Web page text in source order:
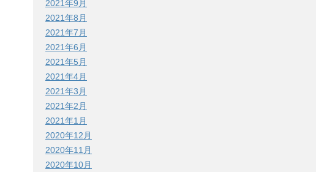
2021年9月
2021年8月
2021年7月
2021年6月
2021年5月
2021年4月
2021年3月
2021年2月
2021年1月
2020年12月
2020年11月
2020年10月